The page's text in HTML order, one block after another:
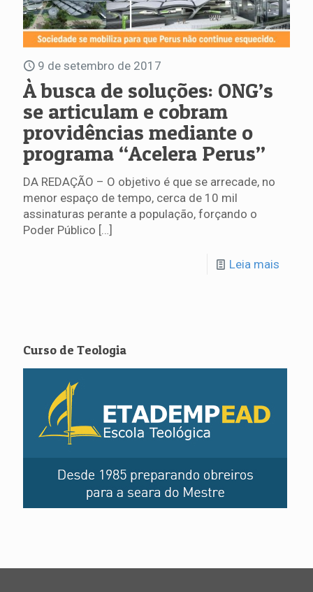
9 de setembro de 2017
À busca de soluções: ONG’s
se articulam e cobram
providências mediante o
programa “Acelera Perus”
DA REDAÇÃO – O objetivo é que se arrecade, no
menor espaço de tempo, cerca de 10 mil
assinaturas perante a população, forçando o
Poder Público […]
Leia mais
Curso de Teologia